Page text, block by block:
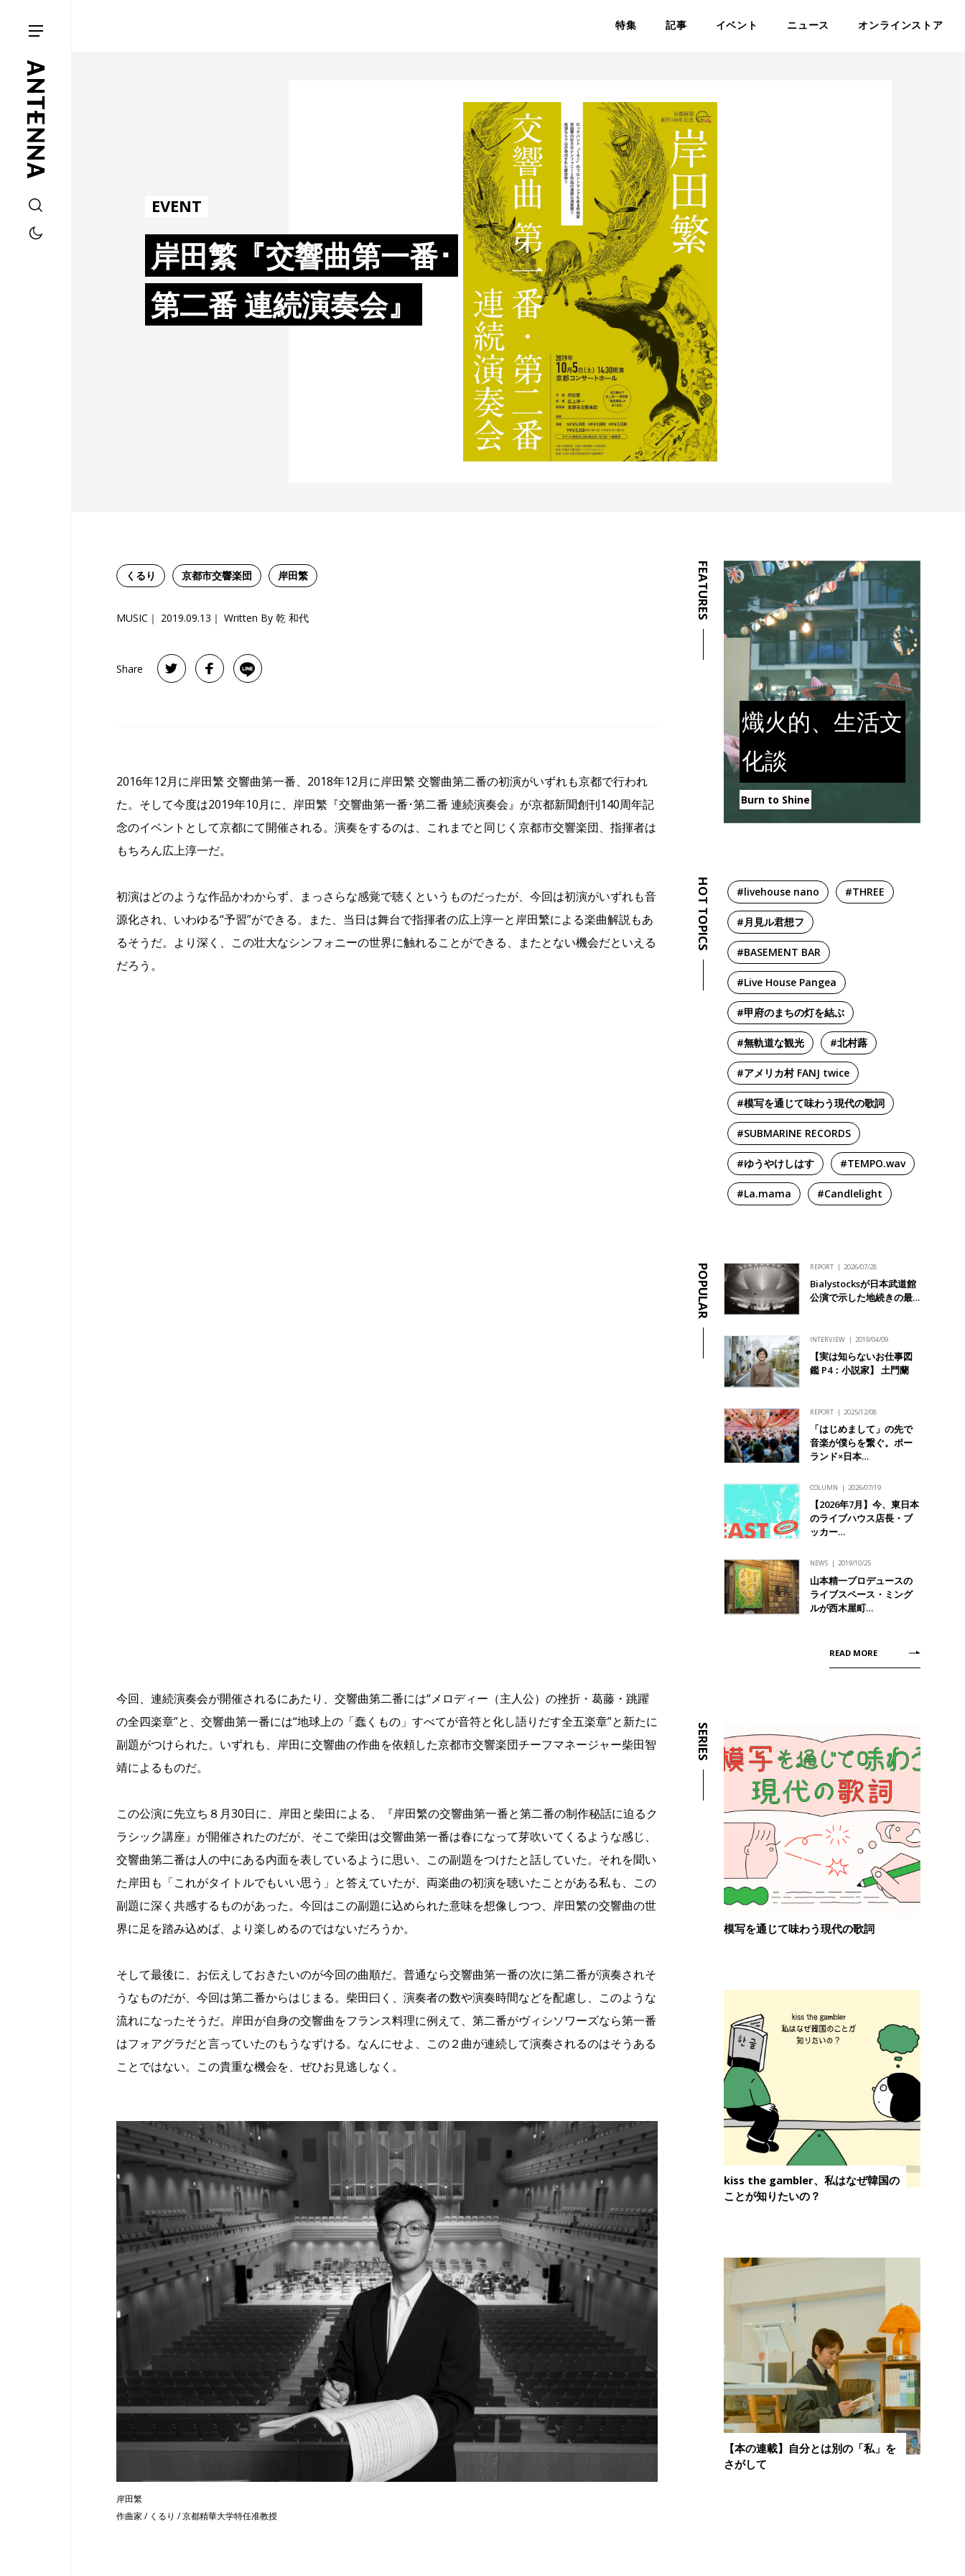
特集 記事 イベント ニュース オンラインストア
EVENT
岸田繁『交響曲第一番･
第二番 連続演奏会』
くるり 京都市交響楽団 岸田繁
MUSIC 2019.09.13 Written By 乾 和代
Share
2016年12月に岸田繁 交響曲第一番、2018年12月に岸田繁 交響曲第二番の初演がいずれも京都で行われ
た。そして今度は2019年10月に、岸田繁『交響曲第一番･第二番 連続演奏会』が京都新聞創刊140周年記
念のイベントとして京都にて開催される。演奏をするのは、これまでと同じく京都市交響楽団、指揮者は
もちろん広上淳一だ。
初演はどのような作品かわからず、まっさらな感覚で聴くというものだったが、今回は初演がいずれも音
源化され、いわゆる“予習”ができる。また、当日は舞台で指揮者の広上淳一と岸田繁による楽曲解説もあ
るそうだ。より深く、この壮大なシンフォニーの世界に触れることができる、またとない機会だといえる
だろう。
今回、連続演奏会が開催されるにあたり、交響曲第二番には“メロディー（主人公）の挫折・葛藤・跳躍
の全四楽章”と、交響曲第一番には“地球上の「蠢くもの」すべてが音符と化し語りだす全五楽章”と新たに
副題がつけられた。いずれも、岸田に交響曲の作曲を依頼した京都市交響楽団チーフマネージャー柴田智
靖によるものだ。
この公演に先立ち８月30日に、岸田と柴田による、『岸田繁の交響曲第一番と第二番の制作秘話に迫るク
ラシック講座』が開催されたのだが、そこで柴田は交響曲第一番は春になって芽吹いてくるような感じ、
交響曲第二番は人の中にある内面を表しているように思い、この副題をつけたと話していた。それを聞い
た岸田も「これがタイトルでもいい思う」と答えていたが、両楽曲の初演を聴いたことがある私も、この
副題に深く共感するものがあった。今回はこの副題に込められた意味を想像しつつ、岸田繁の交響曲の世
界に足を踏み込めば、より楽しめるのではないだろうか。
そして最後に、お伝えしておきたいのが今回の曲順だ。普通なら交響曲第一番の次に第二番が演奏されそ
うなものだが、今回は第二番からはじまる。柴田曰く、演奏者の数や演奏時間などを配慮し、このような
流れになったそうだ。岸田が自身の交響曲をフランス料理に例えて、第二番がヴィシソワーズなら第一番
はフォアグラだと言っていたのもうなずける。なんにせよ、この２曲が連続して演奏されるのはそうある
ことではない。この貴重な機会を、ぜひお見逃しなく。
岸田繁
作曲家 / くるり / 京都精華大学特任准教授
FEATURES
熾火的、生活文
化談
Burn to Shine
HOT TOPICS #livehouse nano #THREE
#月見ル君想フ
#BASEMENT BAR
#Live House Pangea
#甲府のまちの灯を結ぶ
#無軌道な観光 #北村蕗
#アメリカ村 FANJ twice
#模写を通じて味わう現代の歌詞
#SUBMARINE RECORDS
#ゆうやけしはす #TEMPO.wav
#La.mama #Candlelight
POPULAR REPORT 2026/07/28
Bialystocksが日本武道館
公演で示した地続きの最…
INTERVIEW 2019/04/09
【実は知らないお仕事図
鑑 P4：小説家】 土門蘭
REPORT 2025/12/08
「はじめまして」の先で
音楽が僕らを繋ぐ。ポー
ランド×日本…
COLUMN 2026/07/19
【2026年7月】今、東日本
のライブハウス店長・ブ
ッカー…
NEWS 2019/10/25
山本精一プロデュースの
ライブスペース・ミング
ルが西木屋町…
READ MORE
SERIES
模写を通じて味わう現代の歌詞
kiss the gambler、私はなぜ韓国の
ことが知りたいの？
【本の連載】自分とは別の「私」を
さがして